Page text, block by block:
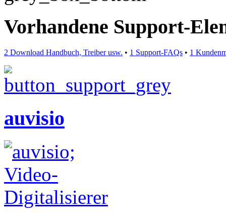
Vorhandene Support-
2 Download Handbuch, Treiber usw. • 1 Support-FAQs • 1
auvisio